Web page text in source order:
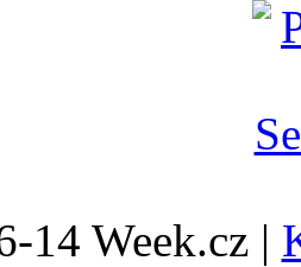
14 Week.cz |